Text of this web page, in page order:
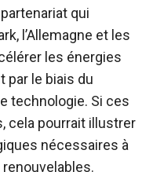
qui
l’Allemagne et les
les énergies
par le biais du
technologie. Si ces
cela pourrait illustrer
nécessaires à